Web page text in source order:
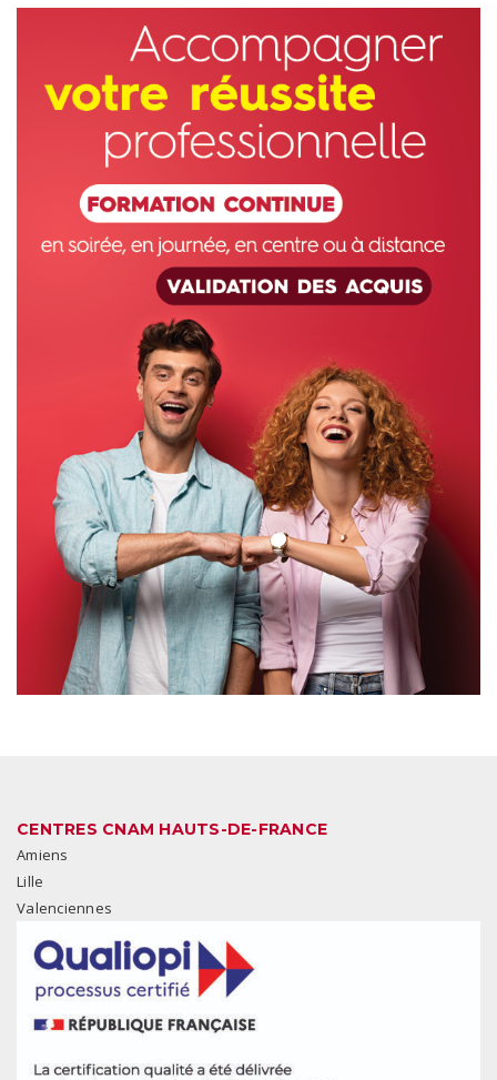
CENTRES CNAM HAUTS-DE-FRANCE
Amiens
Lille
Valenciennes